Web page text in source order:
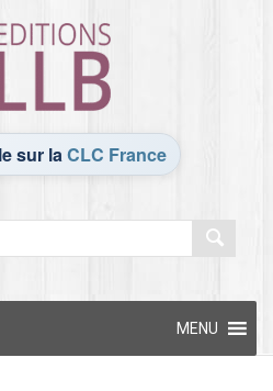
sur laCLC France
MENU